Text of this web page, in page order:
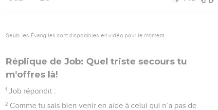
Seuls les Évangiles sont disponibles en vidéo pour le moment.
Réplique de Job: Quel triste secours tu
m'offres là!
1 Job répondit :
2 Comme tu sais bien venir en aide à celui qui n’a pas de